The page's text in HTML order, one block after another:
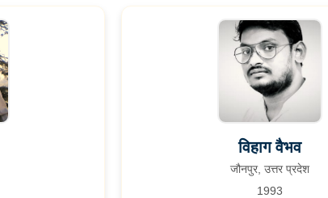
विहाग वैभव
जौनपुर, उत्तर प्रदेश
1993